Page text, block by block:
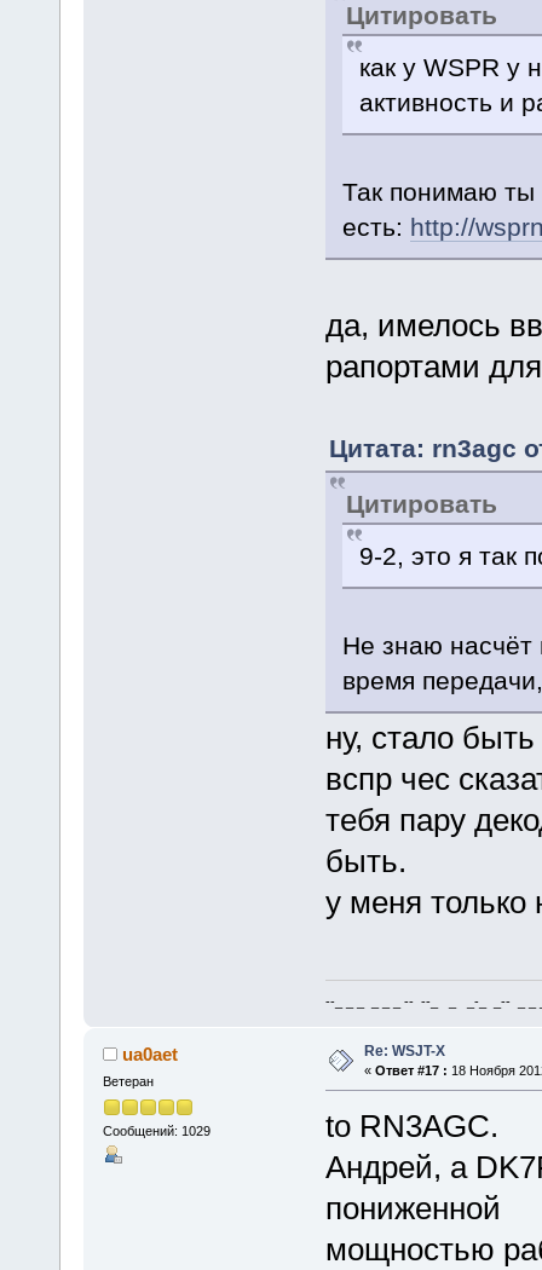
Цитировать
как у WSPR у
активность и
Так понимаю ты
есть: http://
да, имелось
рапортами
Цитата: rn3agc
Цитировать
9-2, это я так
Не знаю насчёт
время
ну, стало
вспр чес
тебя пару
быть.
у меня только
--_ _ _ _ _ _ -- --_ _ _-_ _-- _ _
ua0aet
Ветеран
Сообщений: 1029
Re: WSJT-X
« Ответ #17 : 18 Ноября
to RN3AGC.
Андрей, а
пониженной
мощностью